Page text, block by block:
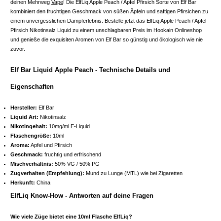
deinen Mehrweg Vape! Die ElfLiq Apple Peach / Apfel Pfirsich Sorte von Elf Bar
kombiniert den fruchtigen Geschmack von süßen Äpfeln und saftigen Pfirsichen zu
einem unvergesslichen Dampferlebnis. Bestelle jetzt das ElfLiq Apple Peach / Apfel
Pfirsich Nikotinsalz Liquid zu einem unschlagbaren Preis im Hookain Onlineshop
und genieße die exquisiten Aromen von Elf Bar so günstig und ökologisch wie nie
zuvor.
Elf Bar Liquid Apple Peach - Technische Details und
Eigenschaften
Hersteller: Elf Bar
Liquid Art: Nikotinsalz
Nikotingehalt: 10mg/ml E-Liquid
Flaschengröße: 10ml
Aroma: Apfel und Pfirsich
Geschmack: fruchtig und erfrischend
Mischverhältnis: 50% VG / 50% PG
Zugverhalten (Empfehlung): Mund zu Lunge (MTL) wie bei Zigaretten
Herkunft: China
ElfLiq Know-How - Antworten auf deine Fragen
Wie viele Züge bietet eine 10ml Flasche ElfLiq?